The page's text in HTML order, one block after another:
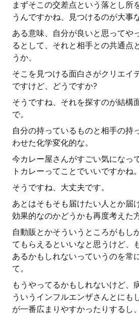
まずそこの交差点という落とし所
うんですかね、見つけるのが大事
ある意味、自分が良いと思ってや
るとして、それと相手との共通点
うか、
そこを見つける面白さがクリエイ
ですけど、どうですか?
そうですね、それを探すのが結構
で。
自分の持っているものと相手の持
わせた化学変化的な。
今カレー屋さんがすごい気になっ
トカレーってことでいいですかね。
そうですね、大丈夫です。
あとはそもそも届けたい人とか届
効果的なのかどうかも再度考えた
自動販とかそういうところがもし
てもらえるといいなと思うけど、
あるかもしれないっていうのを常
て。
もうやってるかもしれないけど、
ういうインフルエンザさんとにも
が一番広まりやすかったりするし、